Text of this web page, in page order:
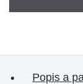
Popis a